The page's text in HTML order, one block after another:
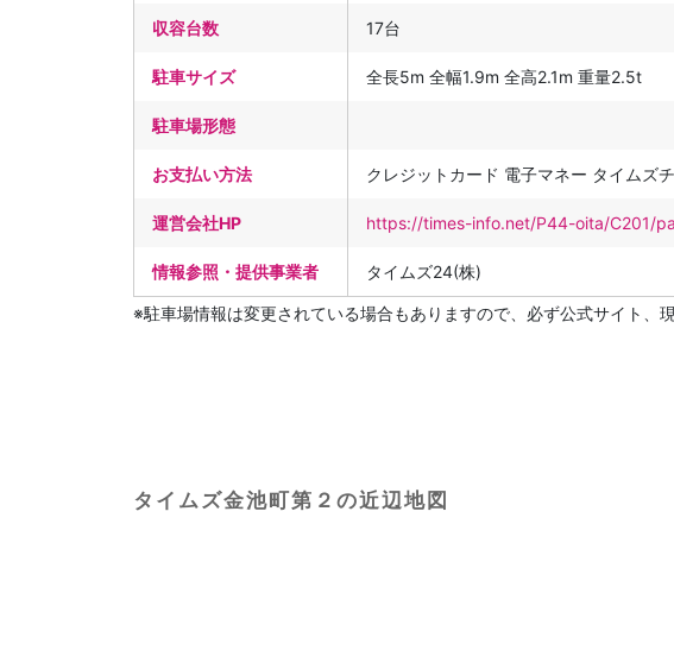
収容台数 17台
駐車サイズ 全長5m 全幅1.9m 全高2.1m 重量2.5t
駐車場形態
お支払い方法 クレジットカード 電子マネー タイムズ
運営会社HP https://times-info.net/P44-oita/C201/
情報参照・提供事業者 タイムズ24(株)
※駐車場情報は変更されている場合もありますので、必ず公式サイト、
タイムズ金池町第２の近辺地図